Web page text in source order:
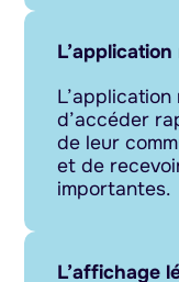
d’accéder
de leur
et de
importantes.
L’affichage